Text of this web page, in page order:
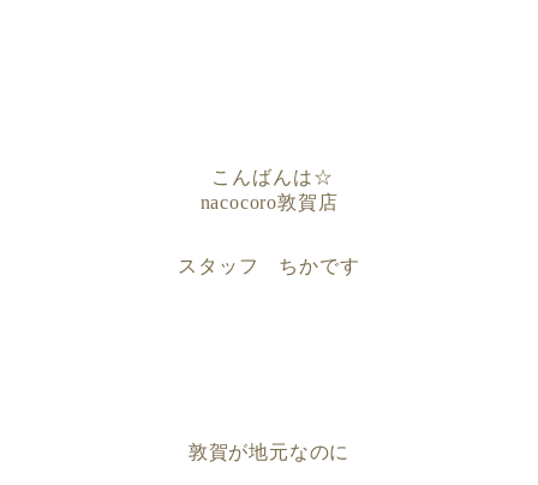
こんばんは☆
nacocoro敦賀店
スタッフ ちかです
敦賀が地元なのに